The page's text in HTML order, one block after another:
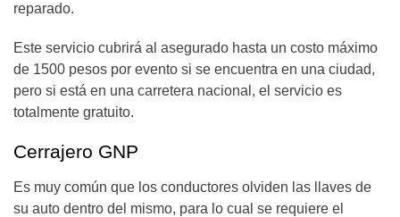
reparado.
Este servicio cubrirá al asegurado hasta un costo máximo
de 1500 pesos por evento si se encuentra en una ciudad,
pero si está en una carretera nacional, el servicio es
totalmente gratuito.
Cerrajero GNP
Es muy común que los conductores olviden las llaves de
su auto dentro del mismo, para lo cual se requiere el